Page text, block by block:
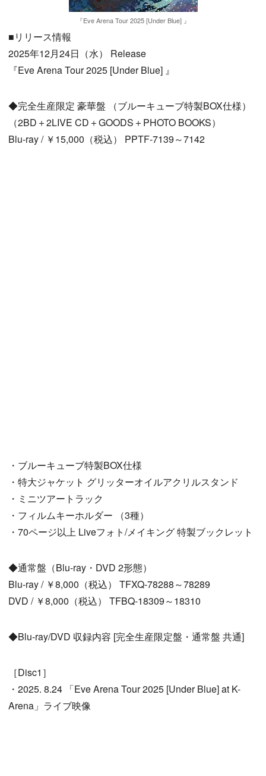
『Eve Arena Tour 2025 [Under Blue] 』
■リリース情報
2025年12月24日（水） Release
『Eve Arena Tour 2025 [Under Blue] 』
◆完全生産限定 豪華盤 （ブルーキューブ特製BOX仕様）
（2BD＋2LIVE CD＋GOODS＋PHOTO BOOKS）
Blu-ray / ￥15,000（税込） PPTF-7139～7142
・ブルーキューブ特製BOX仕様
・特大ジャケット グリッターオイルアクリルスタンド
・ミニツアートラック
・フィルムキーホルダー （3種）
・70ページ以上 Liveフォト/メイキング 特製ブックレット
◆通常盤（Blu-ray・DVD 2形態）
Blu-ray / ￥8,000（税込） TFXQ-78288～78289
DVD / ￥8,000（税込） TFBQ-18309～18310
◆Blu-ray/DVD 収録内容 [完全生産限定盤・通常盤 共通]
［Disc1］
・2025. 8.24 「Eve Arena Tour 2025 [Under Blue] at K-
Arena」ライブ映像